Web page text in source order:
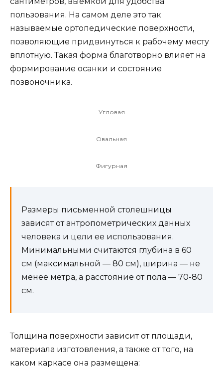
пользования. На самом деле это так
называемые ортопедические поверхности,
позволяющие придвинуться к рабочему месту
вплотную. Такая форма благотворно влияет на
формирование осанки и состояние
позвоночника.
Угловая
Овальная
Фигурная
Размеры письменной столешницы
зависят от антропометрических данных
человека и цели ее использования.
Минимальными считаются глубина в 60
см (максимальной — 80 см), ширина — не
менее метра, а расстояние от пола — 70-80
см.
Толщина поверхности зависит от площади,
материала изготовления, а также от того, на
каком каркасе она размещена: